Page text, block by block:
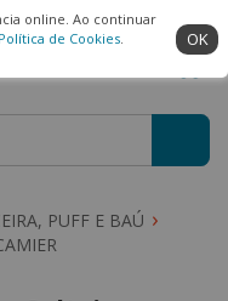
online. Ao continuar
Política de Cookies. OK
Seguro
PUFF E BAÚ